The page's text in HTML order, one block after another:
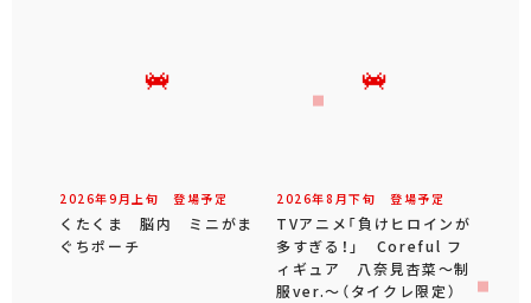
2026年9 月 上旬 登場予定
くたくま 脳内 ミニがま
ぐちポーチ
2026年8 月下旬 登場予定
TVアニメ「負けヒロインが
多すぎる！」 Coreful フ
ィギュア 八奈見杏菜～制
服ver.～（タイクレ限定）